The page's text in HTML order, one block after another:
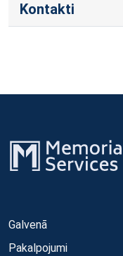
Kontakti
Galvenā
Pakalpojumi